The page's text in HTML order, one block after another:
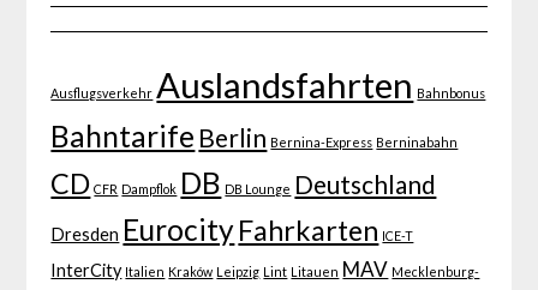
Ausflugsverkehr Auslandsfahrten Bahnbonus
Bahntarife Berlin Bernina-Express Berninabahn
CD CFR Dampflok DB DB Lounge Deutschland
Dresden EurocityFahrkarten ICE-T
InterCity Italien Kraków Leipzig Lint Litauen MAV Mecklenburg-